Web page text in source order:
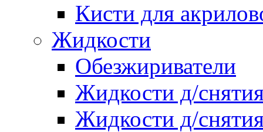
Кисти для
Жидкости
Обезжириватели
Жидкости д/
Жидкости д/